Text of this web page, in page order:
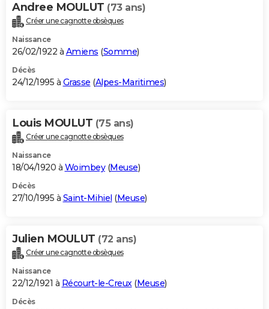
Andree MOULUT (73 ans)
Créer une cagnotte obsèques
Naissance
26/02/1922 à Amiens (Somme)
Décès
24/12/1995 à Grasse (Alpes-Maritimes)
Louis MOULUT (75 ans)
Créer une cagnotte obsèques
Naissance
18/04/1920 à Woimbey(Meuse)
Décès
27/10/1995 à Saint-Mihiel (Meuse)
Julien MOULUT (72 ans)
Créer une cagnotte obsèques
Naissance
22/12/1921 à Récourt-le-Creux(Meuse)
Décès